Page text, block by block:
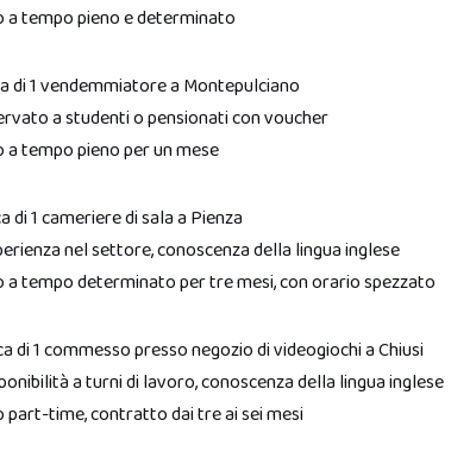
a tempo pieno e determinato
di 1 vendemmiatore a Montepulciano
a studenti o pensionati con voucher
tempo pieno per un mese
di 1 cameriere di sala a Pienza
nel settore, conoscenza della lingua inglese
a tempo determinato per tre mesi, con orario spezzato
di 1 commesso presso negozio di videogiochi a Chiusi
a turni di lavoro, conoscenza della lingua inglese
part-time, contratto dai tre ai sei mesi